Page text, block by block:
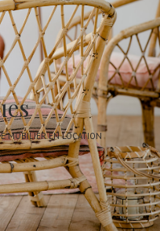
MOBILIER EN LOCATION